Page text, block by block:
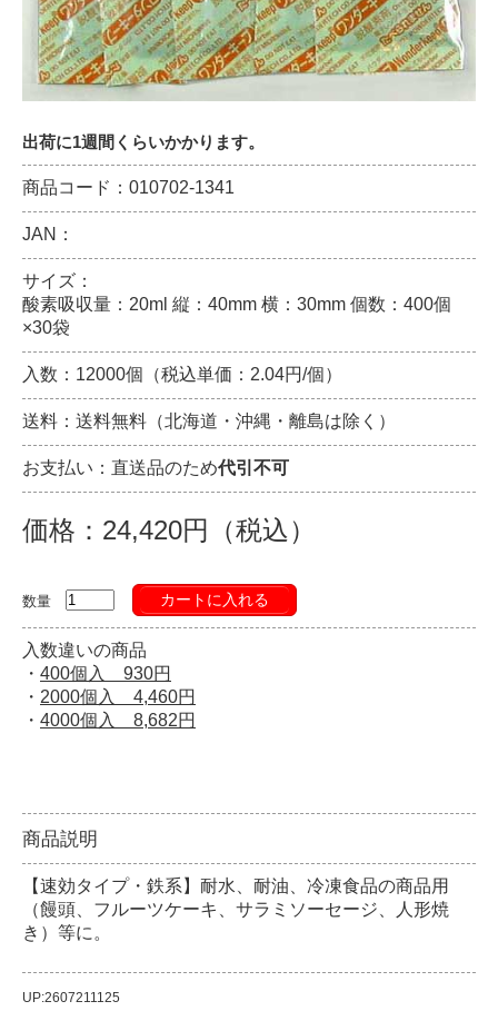
出荷に1週間くらいかかります。
商品コード：010702-1341
JAN：
サイズ：
酸素吸収量：20ml 縦：40mm 横：30mm 個数：400個
×30袋
入数：12000個（税込単価：2.04円/個）
送料：送料無料（北海道・沖縄・離島は除く）
お支払い：直送品のため代引不可
価格：24,420円（税込）
数量 カートに入れる
入数違いの商品
・ 400個入 930円
・ 2000個入 4,460円
・ 4000個入 8,682円
商品説明
【速効タイプ・鉄系】耐水、耐油、冷凍食品の商品用
（饅頭、フルーツケーキ、サラミソーセージ、人形焼
き）等に。
UP:2607211125